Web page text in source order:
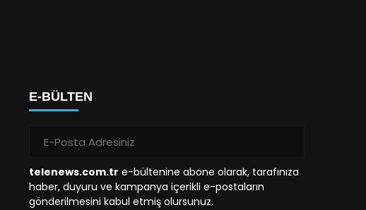
E-BÜLTEN
telenews.com.tr e-bültenine abone olarak, tarafınıza
haber, duyuru ve kampanya içerikli e-postaların
gönderilmesini kabul etmiş olursunuz.